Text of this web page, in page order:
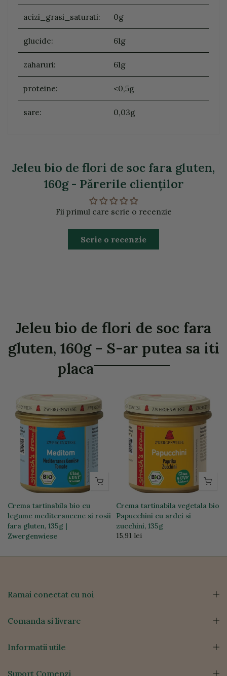
acizi_grasi_saturati: 0g
glucide: 61g
zaharuri: 61g
proteine: <0,5g
sare: 0,03g
Jeleu bio de flori de soc fara gluten,
160g - Părerile clienţilor
Fii primul care scrie o recenzie
Scrie o recenzie
Jeleu bio de flori de soc fara
gluten, 160g - S-ar putea sa iti
placa
Crema tartinabila bio cu
legume mediteraneene si rosii
fara gluten, 135g |
Zwergenwiese
Crema tartinabila vegetala bio
Papucchini cu ardei si
zucchini, 135g
15,91 lei
Ramai conectat cu noi
Comanda si livrare
Informatii utile
Suport Comenzi